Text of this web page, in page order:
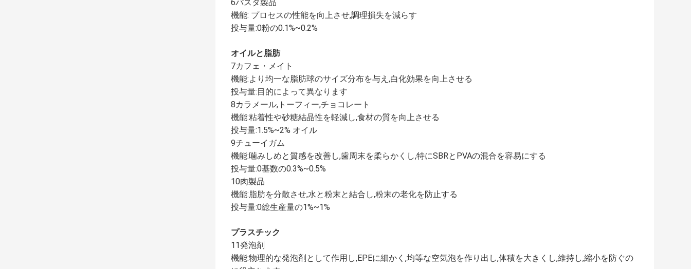
6パスタ製品
機能: プロセスの性能を向上させ,調理損失を減らす
投与量:0粉の0.1%~0.2%
オイルと脂肪
7カフェ・メイト
機能:より均一な脂肪球のサイズ分布を与え,白化効果を向上させる
投与量:目的によって異なります
8カラメール,トーフィー,チョコレート
機能:粘着性や砂糖結晶性を軽減し,食材の質を向上させる
投与量:1.5%~2% オイル
9チューイガム
機能:噛みしめと質感を改善し,歯周末を柔らかくし,特にSBRとPVAの混合を容易にする
投与量:0基数の0.3%~0.5%
10肉製品
機能:脂肪を分散させ,水と粉末と結合し,粉末の老化を防止する
投与量:0総生産量の1%~1%
プラスチック
11発泡剤
機能:物理的な発泡剤として作用し,EPEに細かく,均等な空気泡を作り出し,体積を大きくし,維持し,縮小を防ぐの